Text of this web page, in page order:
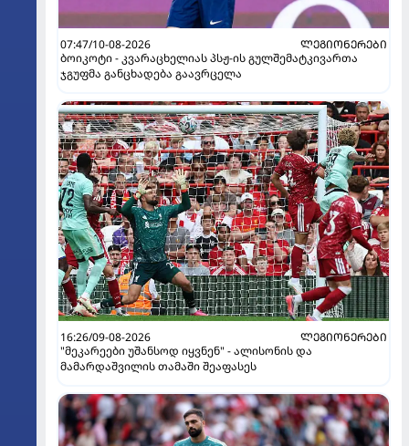
07:47/10-08-2026
ᲚᲔᲒᲘᲝᲜᲔᲠᲔᲑᲘ
ბოიკოტი - კვარაცხელიას პსჟ-ის გულშემატკივართა
ჯგუფმა განცხადება გაავრცელა
16:26/09-08-2026
ᲚᲔᲒᲘᲝᲜᲔᲠᲔᲑᲘ
"მეკარეები უშანსოდ იყვნენ" - ალისონის და
მამარდაშვილის თამაში შეაფასეს